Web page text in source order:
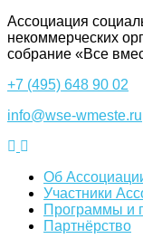
Ассоциация
некоммерческих
собрание «Все
+7 (495) 648 90 02
info@wse-wmeste.ru
Об
Участники
Программы и
Партнёрство